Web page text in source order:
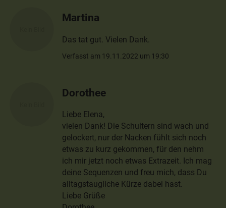
Martina
Das tat gut. Vielen Dank.
Verfasst am 19.11.2022 um 19:30
Dorothee
Liebe Elena,
vielen Dank! Die Schultern sind wach und
gelockert, nur der Nacken fühlt sich noch
etwas zu kurz gekommen, für den nehm
ich mir jetzt noch etwas Extrazeit. Ich mag
deine Sequenzen und freu mich, dass Du
alltagstaugliche Kürze dabei hast.
Liebe Grüße